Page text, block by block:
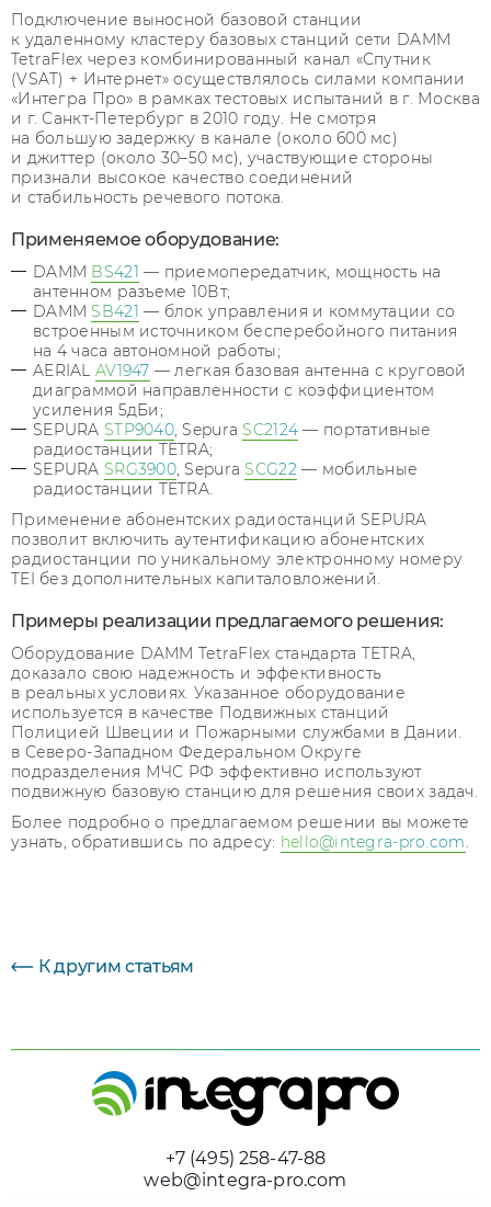
Подключение выносной базовой станции
к удаленному кластеру базовых станций сети DAMM
TetraFlex через комбинированный канал «Спутник
(VSAT) + Интернет» осуществлялось силами компании
«Интегра Про» в рамках тестовых испытаний в г. Москва
и г. Санкт-Петербург в 2010 году. Не смотря
на большую задержку в канале (около 600 мс)
и джиттер (около 30–50 мс), участвующие стороны
признали высокое качество соединений
и стабильность речевого потока.
Применяемое оборудование:
DAMM BS421 — приемопередатчик, мощность на
антенном разъеме 10Вт;
DAMM SB421 — блок управления и коммутации со
встроенным источником бесперебойного питания
на 4 часа автономной работы;
AERIAL AV1947 — легкая базовая антенна с круговой
диаграммой направленности с коэффициентом
усиления 5дБи;
SEPURA STP9040, Sepura SC2124 — портативные
радиостанции TETRA;
SEPURA SRG3900, Sepura SCG22— мобильные
радиостанции TETRA.
Применение абонентских радиостанций SEPURA
позволит включить аутентификацию абонентских
радиостанции по уникальному электронному номеру
TEI без дополнительных капиталовложений.
Примеры реализации предлагаемого решения:
Оборудование DAMM TetraFlex стандарта TETRA,
доказало свою надежность и эффективность
в реальных условиях. Указанное оборудование
используется в качестве Подвижных станций
Полицией Швеции и Пожарными службами в Дании.
в Северо-Западном Федеральном Округе
подразделения МЧС РФ эффективно используют
подвижную базовую станцию для решения своих задач.
Более подробно о предлагаемом решении вы можете
узнать, обратившись по адресу: hello@integra-pro.com.
К другим статьям
+7 (495) 258-47-88
web@integra-pro.com